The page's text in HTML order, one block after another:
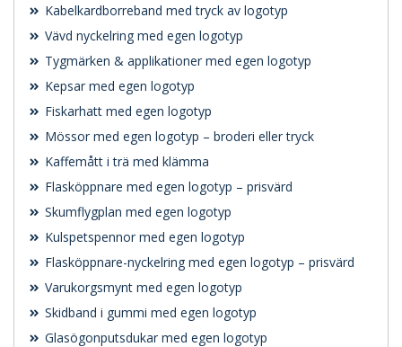
Kabelkardborreband med tryck av logotyp
Vävd nyckelring med egen logotyp
Tygmärken & applikationer med egen logotyp
Kepsar med egen logotyp
Fiskarhatt med egen logotyp
Mössor med egen logotyp – broderi eller tryck
Kaffemått i trä med klämma
Flasköppnare med egen logotyp – prisvärd
Skumflygplan med egen logotyp
Kulspetspennor med egen logotyp
Flasköppnare-nyckelring med egen logotyp – prisvärd
Varukorgsmynt med egen logotyp
Skidband i gummi med egen logotyp
Glasögonputsdukar med egen logotyp